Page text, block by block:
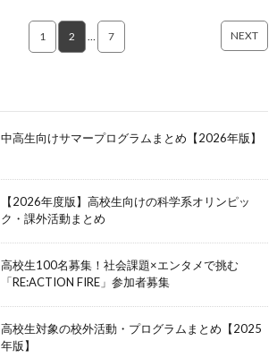
1 2 7 NEXT
中高生向けサマープログラムまとめ【2026年版】
【2026年度版】高校生向けの科学系オリンピッ
ク・課外活動まとめ
高校生100名募集！社会課題×エンタメで挑む
「RE:ACTION FIRE」参加者募集
高校生対象の校外活動・プログラムまとめ【2025
年版】